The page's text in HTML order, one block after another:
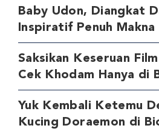
Baby Udon, Diangkat
Inspiratif Penuh Makna
Saksikan Keseruan
Cek Khodam Hanya di
Yuk Kembali Ketemu
Kucing Doraemon di